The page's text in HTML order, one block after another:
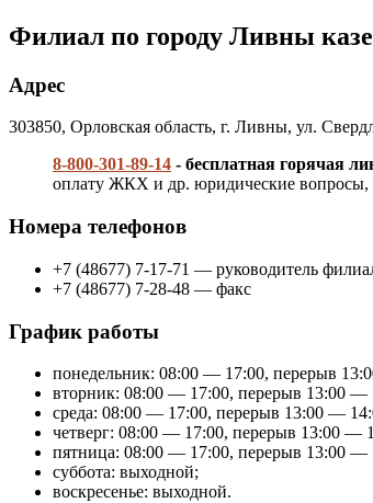
Филиал по городу Ливны
Адрес
303850, Орловская область, г. Ливны, ул.
8-800-301-89-14 - бесплатная горячая
оплату ЖКХ и др. юридические вопросы,
Номера телефонов
+7 (48677) 7-17-71 — руководитель
+7 (48677) 7-28-48 — факс
График работы
понедельник: 08:00 — 17:00, перерыв
вторник: 08:00 — 17:00, перерыв 13:00 —
среда: 08:00 — 17:00, перерыв 13:00 —
четверг: 08:00 — 17:00, перерыв 13:00 —
пятница: 08:00 — 17:00, перерыв 13:00 —
суббота: выходной;
воскресенье: выходной.